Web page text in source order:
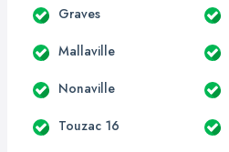
Graves
Mallaville
Nonaville
Touzac 16